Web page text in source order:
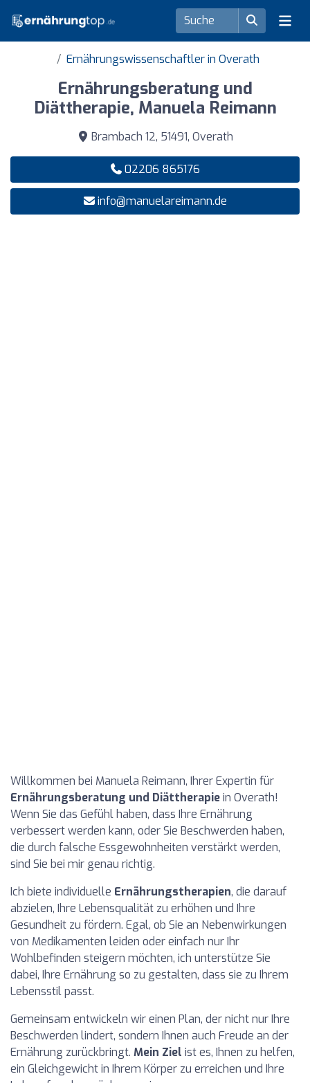
Ernährungswissenschaftler in Overath
Ernährungsberatung und
Diättherapie, Manuela Reimann
Brambach 12, 51491, Overath
02206 865176
info@manuelareimann.de
Willkommen bei Manuela Reimann, Ihrer Expertin für
Ernährungsberatung und Diättherapiein Overath!
Wenn Sie das Gefühl haben, dass Ihre Ernährung
verbessert werden kann, oder Sie Beschwerden haben,
die durch falsche Essgewohnheiten verstärkt werden,
sind Sie bei mir genau richtig.
Ich biete individuelle Ernährungstherapien, die darauf
abzielen, Ihre Lebensqualität zu erhöhen und Ihre
Gesundheit zu fördern. Egal, ob Sie an Nebenwirkungen
von Medikamenten leiden oder einfach nur Ihr
Wohlbefinden steigern möchten, ich unterstütze Sie
dabei, Ihre Ernährung so zu gestalten, dass sie zu Ihrem
Lebensstil passt.
Gemeinsam entwickeln wir einen Plan, der nicht nur Ihre
Beschwerden lindert, sondern Ihnen auch Freude an der
Ernährung zurückbringt. Mein Ziel ist es, Ihnen zu helfen,
ein Gleichgewicht in Ihrem Körper zu erreichen und Ihre